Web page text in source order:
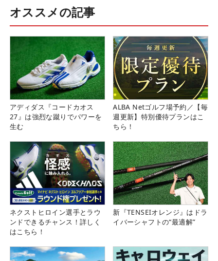
オススメの記事
アディダス『コードカオス
27』は強烈な蹴りでパワーを
生む
ALBA Netゴルフ場予約／【毎
週更新】特別優待プランはこ
ちら！
ネクストヒロイン選手とラウ
ンドできるチャンス！詳しく
はこちら！
新『TENSEIオレンジ』はドラ
イバーシャフトの“最適解”